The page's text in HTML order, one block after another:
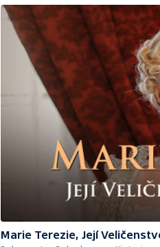
Marie Terezie, Její